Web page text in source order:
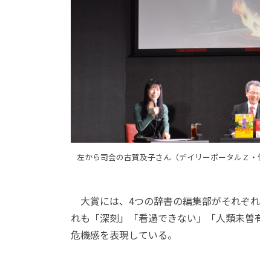
左から司会の古賀及子さん（デイリーポータルＺ
大賞には、4つの辞書の編集部がそれぞ
れも「深刻」「看過できない」「人類未
危機感を表現している。